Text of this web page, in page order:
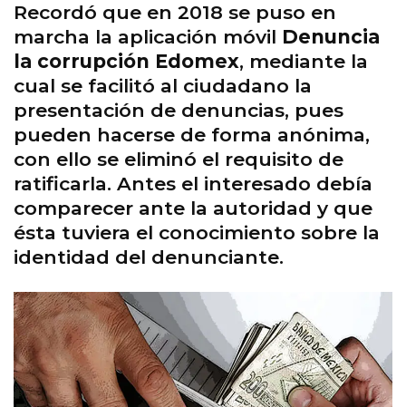
Recordó que en 2018 se puso en
marcha la aplicación móvil Denuncia
la corrupción Edomex, mediante la
cual se facilitó al ciudadano la
presentación de denuncias, pues
pueden hacerse de forma anónima,
con ello se eliminó el requisito de
ratificarla. Antes el interesado debía
comparecer ante la autoridad y que
ésta tuviera el conocimiento sobre la
identidad del denunciante.